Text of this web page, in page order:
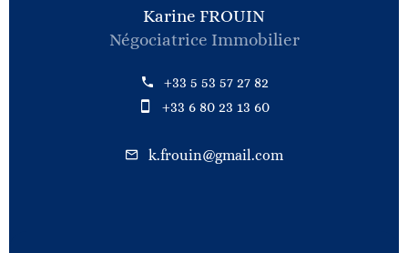
Karine FROUIN
Négociatrice Immobilier
+33 5 53 57 27 82
+33 6 80 23 13 60
k.frouin@gmail.com